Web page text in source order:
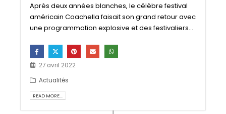
Après deux années blanches, le célèbre festival
américain Coachella faisait son grand retour avec
une programmation explosive et des festivaliers...
27 avril 2022
Actualités
READ MORE...